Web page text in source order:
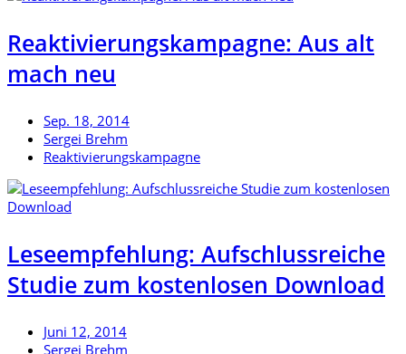
Reaktivierungskampagne: Aus alt
mach neu
Sep. 18, 2014
Sergei Brehm
Reaktivierungskampagne
Leseempfehlung: Aufschlussreiche
Studie zum kostenlosen Download
Juni 12, 2014
Sergei Brehm